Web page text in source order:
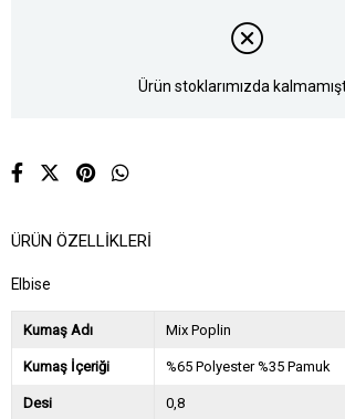
Ürün stoklarımızda
ÜRÜN ÖZELLIKLERI
Elbise
Kumaş Adı Mix Poplin
Kumaş İçeriği %65 Polyester %35 Pamuk
Desi 0,8